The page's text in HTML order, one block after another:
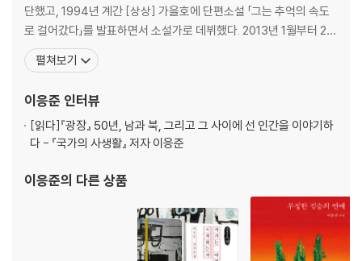
너는 어디에 있었느냐? 115
영혼을 일깨워 주는 식물 세 가지 122
상처의 힘 129
‘겸손’에 대한 철학적, 혹은 신학적 논고 138
사막을 건너는 법 156
내 왼편 어깨 위에 앉아 있는 오렌지색 카나리아의 노랫소리 161
전사(戰士)로서의 작가, 작가로서의 전사 182
단했고, 1994년 계간 [상상] 가을호에 단편소설 「그는 추억의 속도
로 걸어갔다」를 발표하면서 소설가로 데뷔했다. 2013년 1월부터 20
15년 1월까지 [중앙선데이]에 21편의 칼럼을 연재하면서 정치·사회·
문화 비평을 시작했다. 시집 『나무들이 그 숲을 거부했다』 『낙타와의
으로 가는 자전거 여행』 『내 여자친
펼쳐보기
이응준 인터뷰
[읽다]『광장』 50년, 남과 북, 그리고 그 사이에 선 인간을 이야기하
다 - 『국가의 사생활』 저자 이응준
이응준의 다른 상품